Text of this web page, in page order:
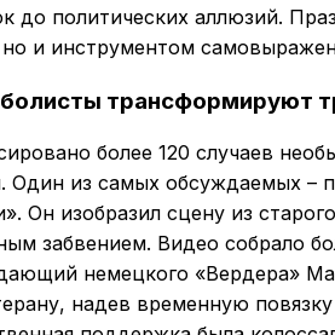
до политических аллюзий.
и инструментом
трансформируют
более 120 случаев
Один из самых обсуждаемых –
Он изобразил сцену из
забвением. Видео собрало
немецкого «Вердера»
надев временную